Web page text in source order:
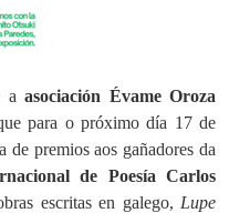
aasociación Évame Oroza
para o próximo día 17 de
de premios aos gañadores da
de Poesía Carlos
escritas en galego, Lupe